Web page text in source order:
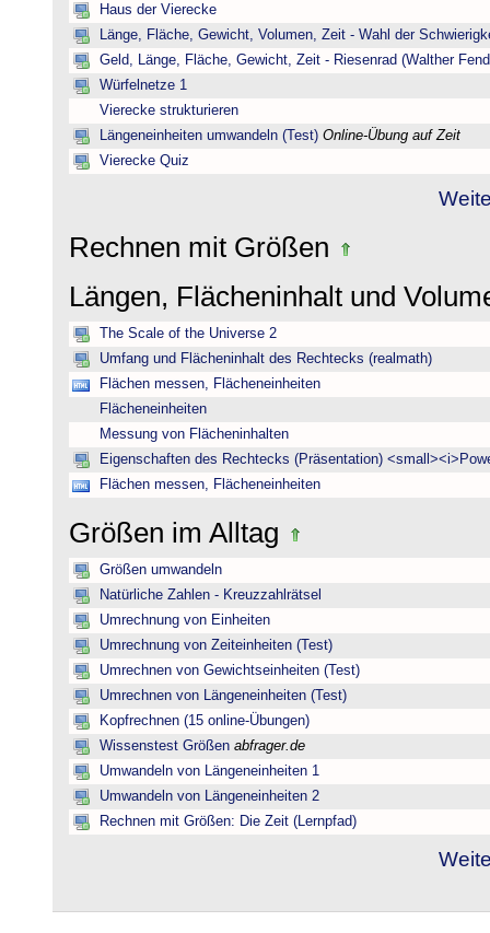
Haus der Vierecke
Länge, Fläche, Gewicht, Volumen, Zeit - Wahl der
Geld, Länge, Fläche, Gewicht, Zeit - Riesenrad (Walther
Würfelnetze 1
Vierecke strukturieren
Längeneinheiten umwandeln (Test) Online-Übung auf Zeit
Vierecke Quiz
Rechnen mit Größen
Längen, Flächeninhalt und
The Scale of the Universe 2
Umfang und Flächeninhalt des Rechtecks (realmath)
Flächen messen, Flächeneinheiten
Flächeneinheiten
Messung von Flächeninhalten
Eigenschaften des Rechtecks (Präsentation)
Flächen messen, Flächeneinheiten
Größen im Alltag
Größen umwandeln
Natürliche Zahlen - Kreuzzahlrätsel
Umrechnung von Einheiten
Umrechnung von Zeiteinheiten (Test)
Umrechnen von Gewichtseinheiten (Test)
Umrechnen von Längeneinheiten (Test)
Kopfrechnen (15 online-Übungen)
Wissenstest Größen abfrager.de
Umwandeln von Längeneinheiten 1
Umwandeln von Längeneinheiten 2
Rechnen mit Größen: Die Zeit (Lernpfad)